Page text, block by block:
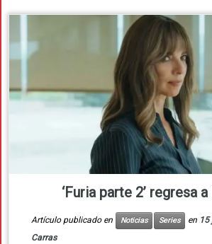
‘Furia parte 2’ regresa
Artículo publicado en Noticias Series en 15
Carras